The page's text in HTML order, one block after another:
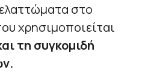
στο
χρησιμοποιείται
τη συγκομιδή